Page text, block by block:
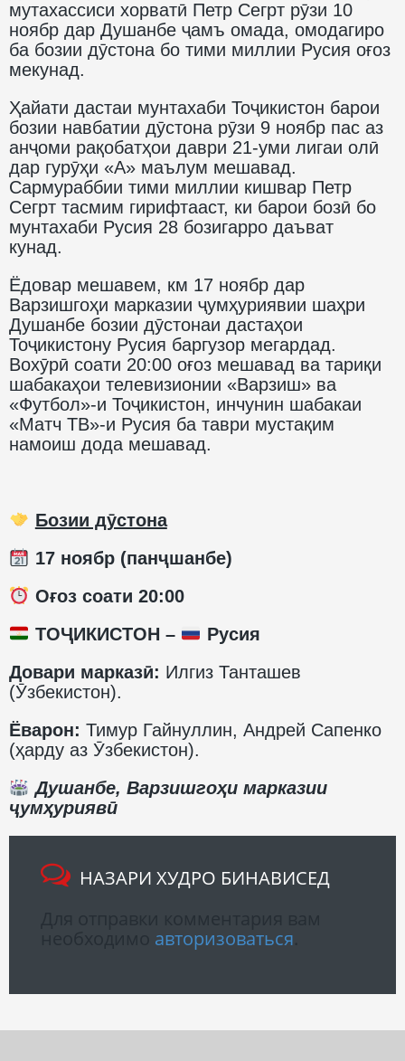
мутахассиси хорватӣ Петр Сегрт рӯзи 10
ноябр дар Душанбе ҷамъ омада, омодагиро
ба бозии дӯстона бо тими миллии Русия оғоз
мекунад.
Ҳайати дастаи мунтахаби Тоҷикистон барои
бозии навбатии дӯстона рӯзи 9 ноябр пас аз
анҷоми рақобатҳои даври 21-уми лигаи олӣ
дар гурӯҳи «А» маълум мешавад.
Сармураббии тими миллии кишвар Петр
Сегрт тасмим гирифтааст, ки барои бозӣ бо
мунтахаби Русия 28 бозигарро даъват
кунад.
Ёдовар мешавем, км 17 ноябр дар
Варзишгоҳи марказии ҷумҳуриявии шаҳри
Душанбе бозии дӯстонаи дастаҳои
Тоҷикистону Русия баргузор мегардад.
Вохӯрӣ соати 20:00 оғоз мешавад ва тариқи
шабакаҳои телевизионии «Варзиш» ва
«Футбол»-и Тоҷикистон, инчунин шабакаи
«Матч ТВ»-и Русия ба таври мустақим
намоиш дода мешавад.
Бозии дӯстона
17 ноябр (панҷшанбе)
Оғоз соати 20:00
ТОҶИКИСТОН –
Русия
Довари марказӣ: Илгиз Танташев
(Ӯзбекистон).
Ёварон: Тимур Гайнуллин, Андрей Сапенко
(ҳарду аз Ӯзбекистон).
Душанбе, Варзишгоҳи марказии
ҷумҳуриявӣ
НАЗАРИ ХУДРО БИНАВИСЕД
авторизоваться